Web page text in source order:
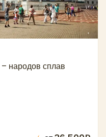
народов сплав